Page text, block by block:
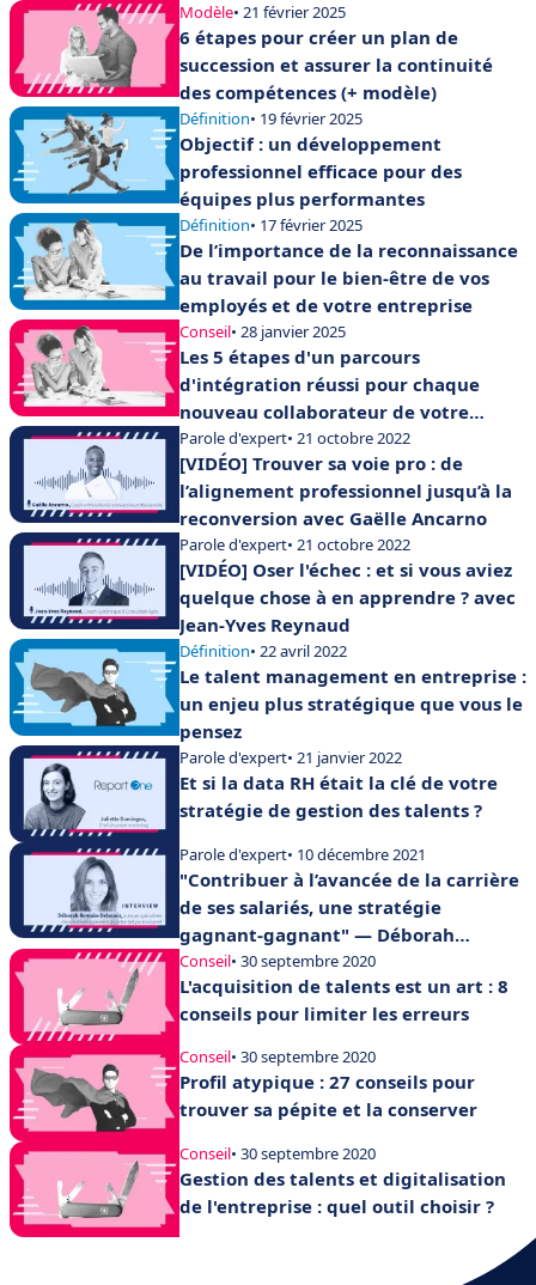
Modèle• 21 février 2025
6 étapes pour créer un plan de
succession et assurer la continuité
des compétences (+ modèle)
Définition• 19 février 2025
Objectif : un développement
professionnel efficace pour des
équipes plus performantes
Définition• 17 février 2025
De l’importance de la reconnaissance
au travail pour le bien-être de vos
employés et de votre entreprise
Conseil• 28 janvier 2025
Les 5 étapes d'un parcours
d'intégration réussi pour chaque
nouveau collaborateur de votre
entreprise
Parole d'expert• 21 octobre 2022
[VIDÉO] Trouver sa voie pro : de
l’alignement professionnel jusqu’à la
reconversion avec Gaëlle Ancarno
Parole d'expert• 21 octobre 2022
[VIDÉO] Oser l'échec : et si vous aviez
quelque chose à en apprendre ? avec
Jean-Yves Reynaud
Définition• 22 avril 2022
Le talent management en entreprise :
un enjeu plus stratégique que vous le
pensez
Parole d'expert• 21 janvier 2022
Et si la data RH était la clé de votre
stratégie de gestion des talents ?
Parole d'expert• 10 décembre 2021
"Contribuer à l’avancée de la carrière
de ses salariés, une stratégie
gagnant-gagnant" — Déborah
Romain-Delacour
Conseil• 30 septembre 2020
L'acquisition de talents est un art : 8
conseils pour limiter les erreurs
Conseil• 30 septembre 2020
Profil atypique : 27 conseils pour
trouver sa pépite et la conserver
Conseil• 30 septembre 2020
Gestion des talents et digitalisation
de l'entreprise : quel outil choisir ?